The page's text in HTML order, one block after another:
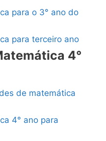
para o 3° ano do
para terceiro ano
4°
de matemática
4° ano para